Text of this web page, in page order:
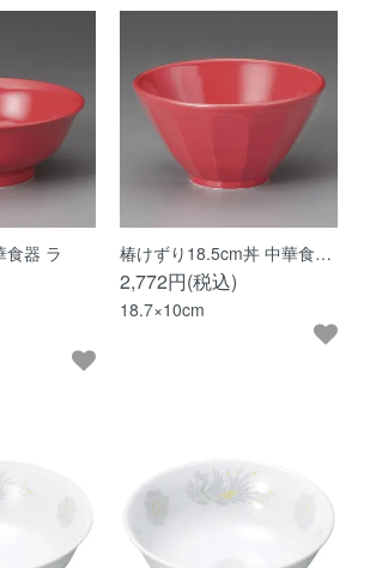
食器 ラ
椿けずり18.5cm丼 中華食…
2,772円(税込)
18.7×10cm